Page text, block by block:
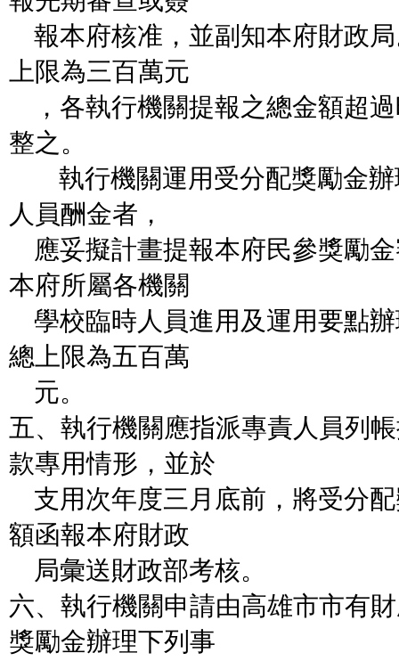
報本府核准，並副知本府財政
上限為三百萬元
，各執行機關提報之總金額超
整之。
執行機關運用受分配獎勵金辦
人員酬金者，
應妥擬計畫提報本府民參獎勵
本府所屬各機關
學校臨時人員進用及運用要點
總上限為五百萬
元。
五、執行機關應指派專責人員列
款專用情形 ，並於
支用次年度三月底前，將受分
額函報本府財政
局彙送財政部考核。
六、執行機關申請由高雄市市有
獎勵金辦理下列事